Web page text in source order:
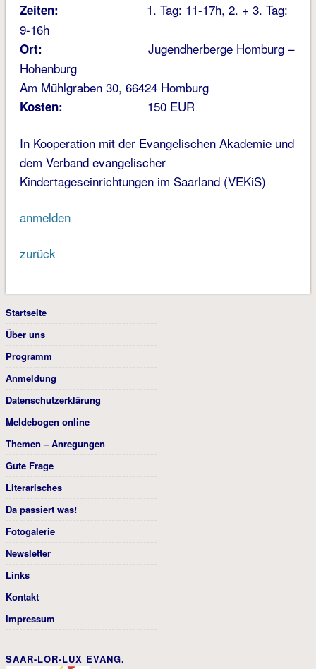
Zeiten:
1. Tag: 11-17h, 2. + 3. Tag:
9-16h
Ort: Jugendherberge Homburg –
Hohenburg
Am Mühlgraben 30, 66424 Homburg
Kosten: 150 EUR
In Kooperation mit der Evangelischen Akademie und
dem Verband evangelischer
Kindertageseinrichtungen im Saarland (VEKiS)
anmelden
zurück
Startseite
Über uns
Programm
Anmeldung
Datenschutzerklärung
Meldebogen online
Themen – Anregungen
Gute Frage
Literarisches
Da passiert was!
Fotogalerie
Newsletter
Links
Kontakt
Impressum
SAAR-LOR-LUX EVANG.